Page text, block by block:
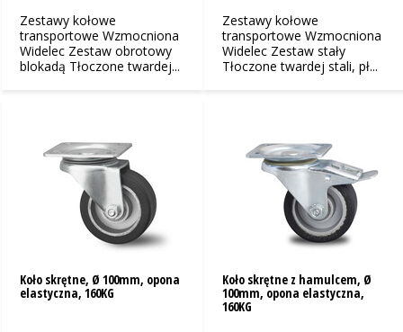
Zestawy kołowe
transportowe Wzmocniona
Widelec Zestaw obrotowy
blokadą Tłoczone twardej...
Zestawy kołowe
transportowe Wzmocniona
Widelec Zestaw stały
Tłoczone twardej stali, pł...
Koło skrętne, Ø 100mm, opona
elastyczna, 160KG
Koło skrętne z hamulcem, Ø
100mm, opona elastyczna,
160KG